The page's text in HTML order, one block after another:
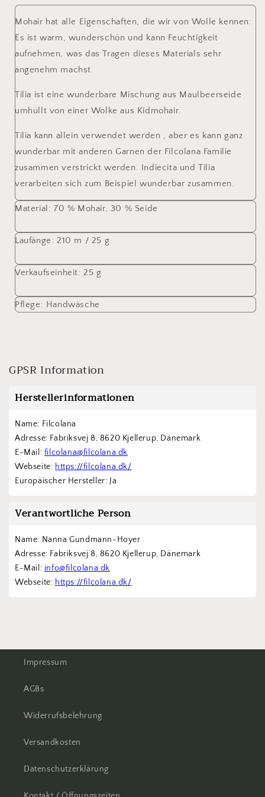
Mohair hat alle Eigenschaften, die wir von Wolle kennen:
Es ist warm, wunderschön und kann Feuchtigkeit
aufnehmen, was das Tragen dieses Materials sehr
angenehm machst.
Tilia ist eine wunderbare Mischung aus Maulbeerseide
umhüllt von einer Wolke aus Kidmohair.
Tilia kann allein verwendet werden , aber es kann ganz
wunderbar mit anderen Garnen der Filcolana Familie
zusammen verstrickt werden. Indiecita und Tilia
verarbeiten sich zum Beispiel wunderbar zusammen.
Material: 70 % Mohair, 30 % Seide
Laufänge: 210 m / 25 g
Verkaufseinheit:25 g
Pflege: Handwäsche
GPSR Information
Herstellerinformationen
Name: Filcolana
Adresse: Fabriksvej 8, 8620 Kjellerup, Dänemark
E-Mail: filcolana@filcolana.dk
Webseite: https://filcolana.dk/
Europäischer Hersteller: Ja
Verantwortliche Person
Name: Nanna Gundmann-Hoyer
Adresse: Fabriksvej 8, 8620 Kjellerup, Dänemark
E-Mail: info@filcolana.dk
Webseite: https://filcolana.dk/
Impressum
AGBs
Widerrufsbelehrung
Versandkosten
Datenschutzerklärung